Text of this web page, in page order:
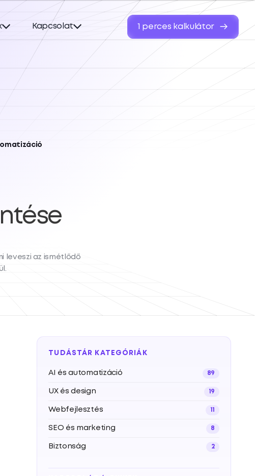
Kapcsolat 1 perces kalkulátor
leveszi az ismétlődő
TUDÁSTÁR KATEGÓRIÁK
AI és automatizáció 89
UX és design 19
Webfejlesztés 11
SEO és marketing 8
Biztonság 2